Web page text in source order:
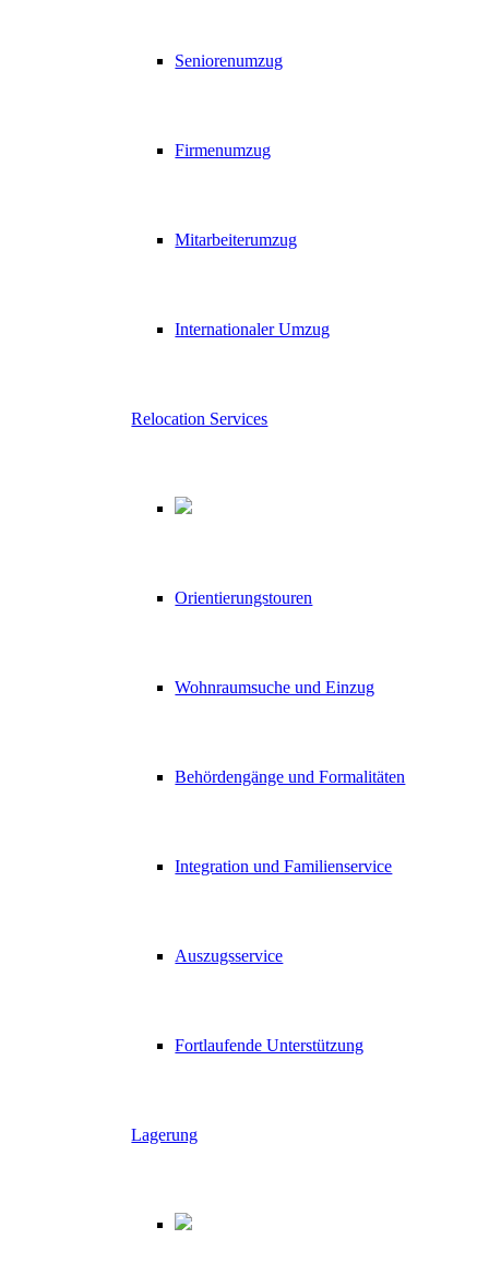
Seniorenumzug
Firmenumzug
Mitarbeiterumzug
Internationaler Umzug
Relocation Services
Orientierungstouren
Wohnraumsuche und Einzug
Behördengänge und Formalitäten
Integration und Familienservice
Auszugsservice
Fortlaufende Unterstützung
Lagerung